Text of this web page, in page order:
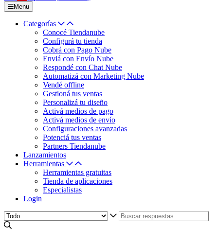
Menu
Categorías
Conocé Tiendanube
Configurá tu tienda
Cobrá con Pago Nube
Enviá con Envío Nube
Respondé con Chat Nube
Automatizá con Marketing Nube
Vendé offline
Gestioná tus ventas
Personalizá tu diseño
Activá medios de pago
Activá medios de envío
Configuraciones avanzadas
Potenciá tus ventas
Partners Tiendanube
Lanzamientos
Herramientas
Herramientas gratuitas
Tienda de aplicaciones
Especialistas
Login